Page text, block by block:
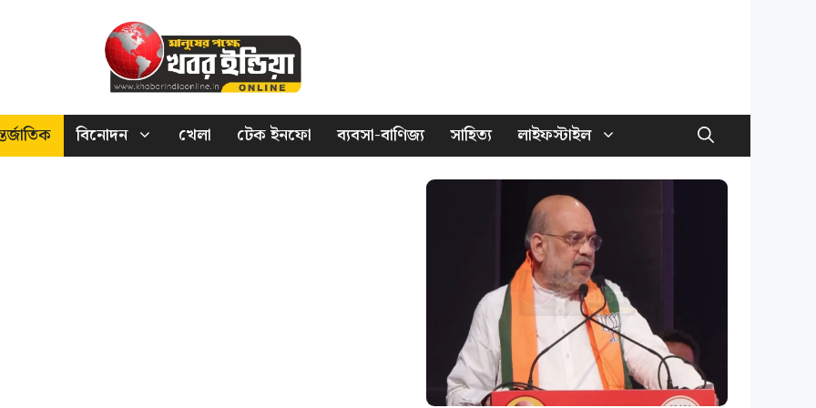
বিনোদন খেলা টেক ইনফো ব্যবসা-বাণিজ্য সাহিত্য লাইফস্টাইল